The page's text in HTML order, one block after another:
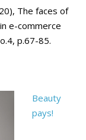
The faces of
e-commerce
p.67-85.
Beauty
pays!